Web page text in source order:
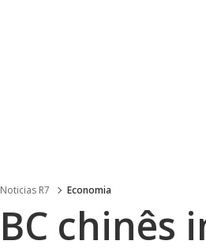
Noticias R7 Economia
BC chinês